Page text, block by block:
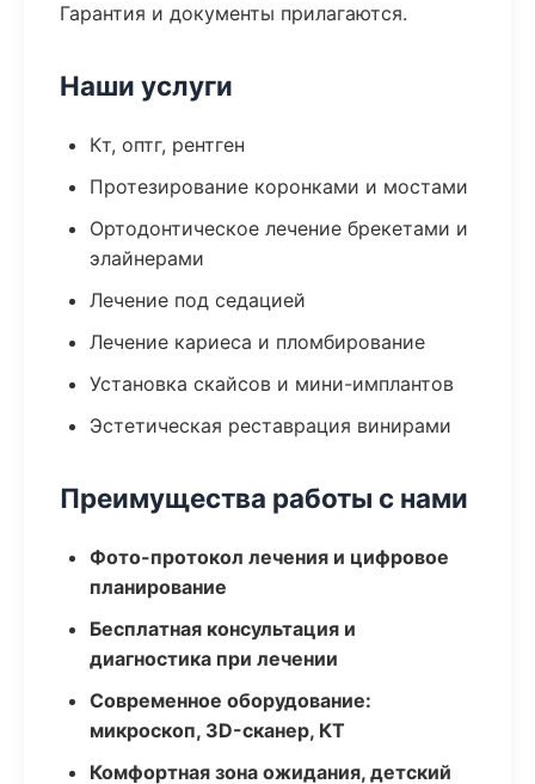
Гарантия и документы прилагаются.
Наши услуги
Кт, оптг, рентген
Протезирование коронками и мостами
Ортодонтическое лечение брекетами и
элайнерами
Лечение под седацией
Лечение кариеса и пломбирование
Установка скайсов и мини-имплантов
Эстетическая реставрация винирами
Преимущества работы с нами
Фото-протокол лечения и цифровое
планирование
Бесплатная консультация и
диагностика при лечении
Современное оборудование:
микроскоп, 3D-сканер, КТ
Комфортная зона ожидания, детский